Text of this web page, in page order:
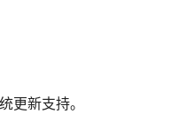
更新支持。